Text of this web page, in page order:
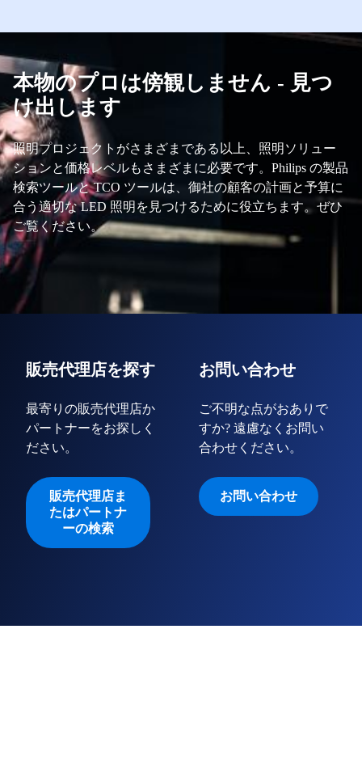
本物のプロは傍観しません - 見つ
け出します
照明プロジェクトがさまざまである以上、照明ソリュー
ションと価格レベルもさまざまに必要です。Philips の製品
検索ツールと TCO ツールは、御社の顧客の計画と予算に
合う適切な LED 照明を見つけるために役立ちます。ぜひ
ご覧ください。
販売代理店を探す
最寄りの販売代理店か
パートナーをお探しく
ださい。
販売代理店ま
たはパートナ
ーの検索
お問い合わせ
ご不明な点がおありで
すか? 遠慮なくお問い
合わせください。
お問い合わせ